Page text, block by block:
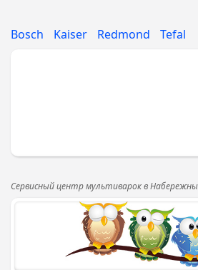
Bosch Kaiser Redmond Tefal
Сервисный центр мультиварок в